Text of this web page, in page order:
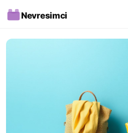
Nevresimci